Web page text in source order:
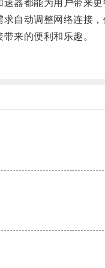
都能为用户带来更
动调整网络连接，
来的便利和乐趣。